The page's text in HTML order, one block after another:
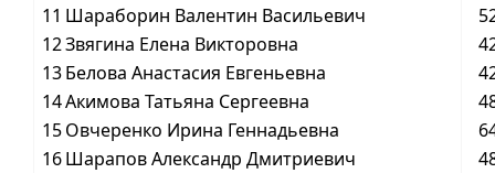
11 Шараборин Валентин Васильевич
12Звягина Елена Викторовна
13Белова Анастасия Евгеньевна
14Акимова Татьяна Сергеевна
15Овчеренко Ирина Геннадьевна
16Шарапов Александр Дмитриевич